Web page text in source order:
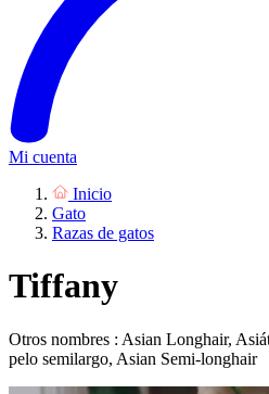
Mi cuenta
Inicio
Gato
Razas de gatos
Tiffany
Otros nombres : Asian Longhair,
pelo semilargo, Asian Semi-longhair